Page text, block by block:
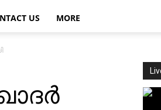
US MORE